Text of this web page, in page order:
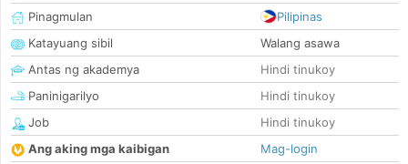
Pinagmulan
Pilipinas
Katayuang sibil
Walang asawa
Antas ng akademya
Hindi tinukoy
Paninigarilyo
Hindi tinukoy
Job
Hindi tinukoy
Ang aking mga kaibigan
Mag-login